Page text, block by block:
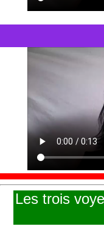
Les trois